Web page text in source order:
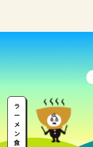
ラ
ー
メ
ン
食